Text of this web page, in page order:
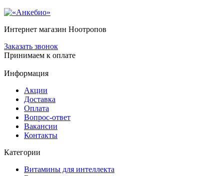
Интернет магазин Ноотропов
Заказать звонок
Принимаем к оплате
Информация
Акции
Доставка
Оплата
Вопрос-ответ
Вакансии
Контакты
Категории
Витамины для интеллекта